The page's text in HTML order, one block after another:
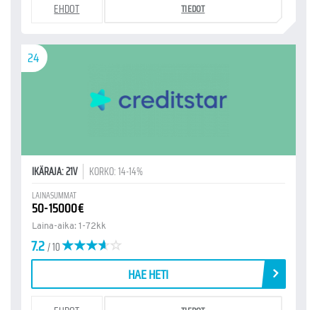
EHDOT TIEDOT
24
IKÄRAJA: 21V KORKO: 14-14%
LAINASUMMAT
50-15000€
Laina-aika: 1-72kk
7.2/ 10
HAE HETI